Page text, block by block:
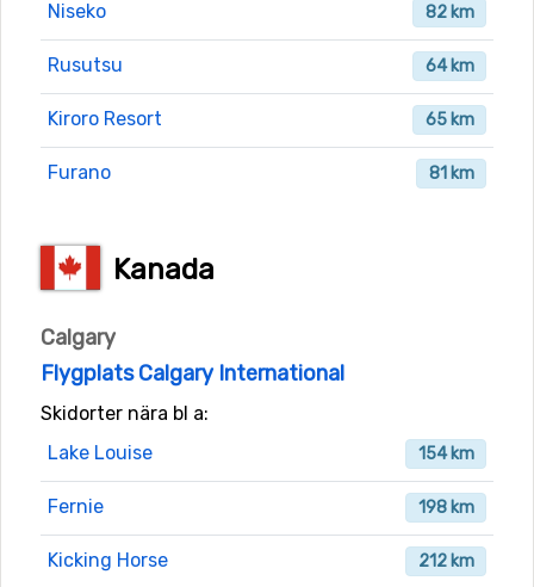
Niseko
82 km
Rusutsu 64 km
Kiroro Resort 65 km
Furano 81 km
Kanada
Calgary
Flygplats Calgary International
Skidorter nära bl a:
Lake Louise
154 km
Fernie 198 km
Kicking Horse 212 km